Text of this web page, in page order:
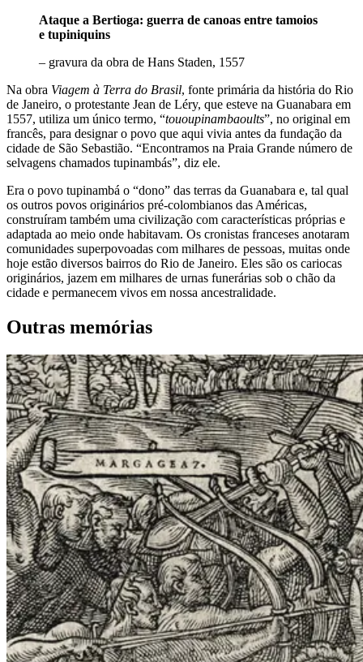
Ataque a Bertioga: guerra de canoas entre tamoios
e tupiniquins
– gravura da obra de Hans Staden, 1557
Na obra Viagem à Terra do Brasil, fonte primária da história do Rio
de Janeiro, o protestante Jean de Léry, que esteve na Guanabara em
1557, utiliza um único termo, “tououpinambaoults”, no original em
francês, para designar o povo que aqui vivia antes da fundação da
cidade de São Sebastião. “Encontramos na Praia Grande número de
selvagens chamados tupinambás”, diz ele.
Era o povo tupinambá o “dono” das terras da Guanabara e, tal qual
os outros povos originários pré-colombianos das Américas,
construíram também uma civilização com características próprias e
adaptada ao meio onde habitavam. Os cronistas franceses anotaram
comunidades superpovoadas com milhares de pessoas, muitas onde
hoje estão diversos bairros do Rio de Janeiro. Eles são os cariocas
originários, jazem em milhares de urnas funerárias sob o chão da
cidade e permanecem vivos em nossa ancestralidade.
Outras memórias